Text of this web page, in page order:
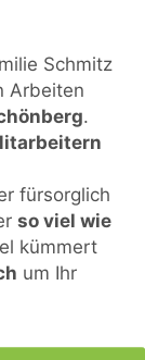
Schmitz
Arbeiten
.
fürsorglich
so viel wie
kümmert
um Ihr